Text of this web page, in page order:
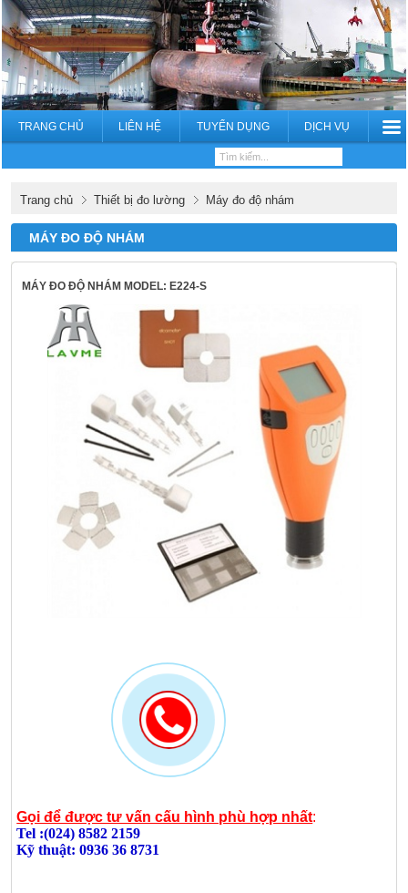
TRANG CHỦ LIÊN HỆ TUYỂN DỤNG DỊCH VỤ
Trang chủ Thiết bị đo lường Máy đo độ nhám
MÁY ĐO ĐỘ NHÁM
MÁY ĐO ĐỘ NHÁM MODEL: E224-S
Gọi để được tư vấn cấu hình phù hợp nhất:
Tel :(024) 8582 2159
Kỹ thuật: 0936 36 8731